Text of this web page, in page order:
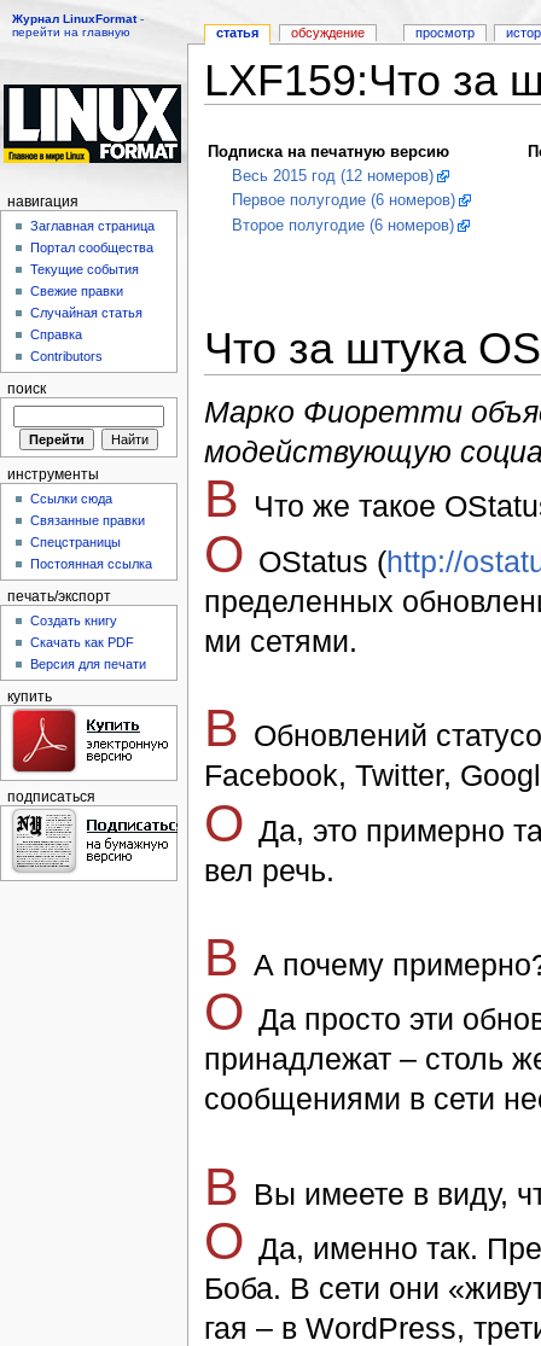
Журнал LinuxFormat-
перейти на главную
LXF159:Что за
Подписка на печатную версию
Весь 2015 год (12 номеров)
Первое полугодие (6 номеров)
Второе полугодие (6 номеров)
Что за штука
Мар­ко Фио­рет­ти
мо­дей­ст­вую­щую
В Что же та­кое
О OStatus (http://
пре­де­лен­ных
ми се­тя­ми.
В Об­нов­лений
Facebook, Twitter,
O Да, это при­мер­но
вел речь.
В А по­че­му
O Да про­сто эти
при­над­ле­жат – столь
со­об­щения­ми в се­ти
В Вы имее­те в ви­ду,
O Да, имен­но так.
Боба. В се­ти они
гая – в WordPress,
статья обсуждение просмотр
навигация
Заглавная страница
Портал сообщества
Текущие события
Свежие правки
Случайная статья
Справка
Contributors
поиск
инструменты
Ссылки сюда
Связанные правки
Спецстраницы
Постоянная ссылка
печать/экспорт
Создать книгу
Скачать как PDF
Версия для печати
купить
подписаться